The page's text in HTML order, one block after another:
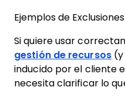
Ejemplos de
Si quiere usar
gestión de recursos(y
inducido por el cliente
necesita clarificar lo